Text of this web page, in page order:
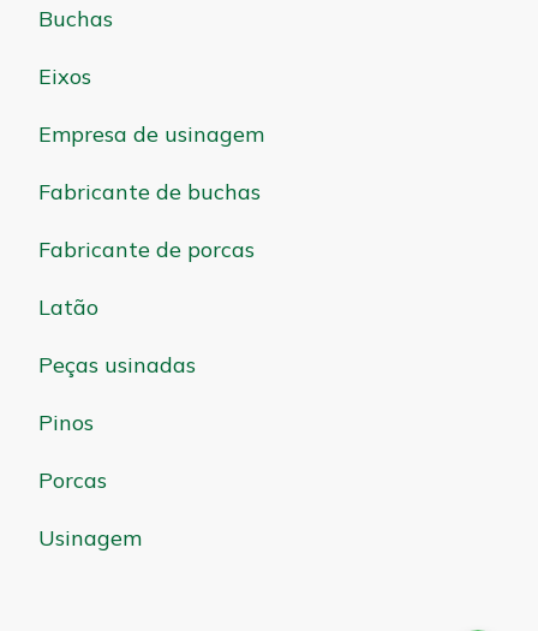
Buchas
Eixos
Empresa de usinagem
Fabricante de buchas
Fabricante de porcas
Latão
Peças usinadas
Pinos
Porcas
Usinagem